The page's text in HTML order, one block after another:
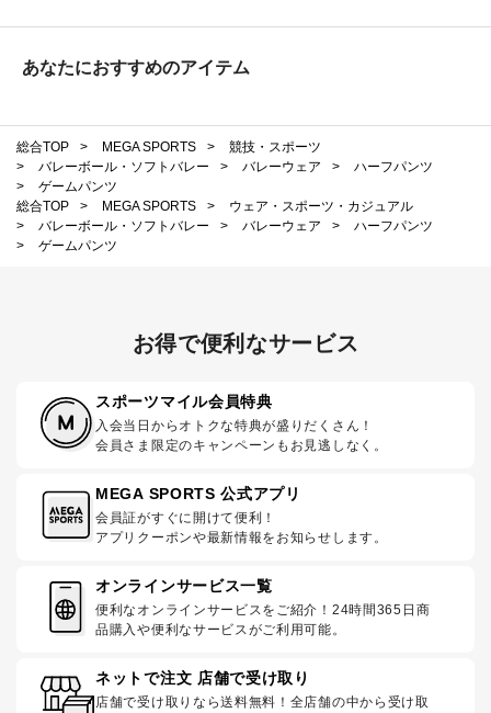
あなたにおすすめのアイテム
総合TOP > MEGA SPORTS >
競技・スポーツ
>
バレーボール・ソフトバレー > バレーウェア >
ハーフパンツ
>
ゲームパンツ
総合TOP
> MEGA SPORTS >
ウェア・スポーツ・カジュアル
>
バレーボール・ソフトバレー > バレーウェア >
ハーフパンツ
>
ゲームパンツ
お得で便利なサービス
スポーツマイル会員特典
入会当日からオトクな特典が盛りだくさん！
会員さま限定のキャンペーンもお見逃しなく。
MEGA SPORTS 公式アプリ
会員証がすぐに開けて便利！
アプリクーポンや最新情報をお知らせします。
オンラインサービス一覧
便利なオンラインサービスをご紹介！24時間365日商
品購入や便利なサービスがご利用可能。
ネットで注文 店舗で受け取り
店舗で受け取りなら送料無料！全店舗の中から受け取